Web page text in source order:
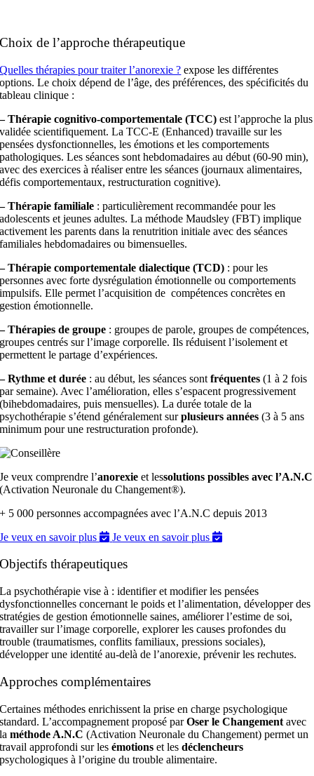
Choix de l’approche thérapeutique
Quelles thérapies pour traiter l’anorexie ? expose les différentes
options. Le choix dépend de l’âge, des préférences, des spécificités du
tableau clinique :
– Thérapie cognitivo-comportementale (TCC) est l’approche la plus
validée scientifiquement. La TCC-E (Enhanced) travaille sur les
pensées dysfonctionnelles, les émotions et les comportements
pathologiques. Les séances sont hebdomadaires au début (60-90 min),
avec des exercices à réaliser entre les séances (journaux alimentaires,
défis comportementaux, restructuration cognitive).
– Thérapie familiale : particulièrement recommandée pour les
adolescents et jeunes adultes. La méthode Maudsley (FBT) implique
activement les parents dans la renutrition initiale avec des séances
familiales hebdomadaires ou bimensuelles.
– Thérapie comportementale dialectique (TCD) : pour les
personnes avec forte dysrégulation émotionnelle ou comportements
impulsifs. Elle permet l’acquisition de compétences concrètes en
gestion émotionnelle.
– Thérapies de groupe : groupes de parole, groupes de compétences,
groupes centrés sur l’image corporelle. Ils réduisent l’isolement et
permettent le partage d’expériences.
– Rythme et durée : au début, les séances sontfréquentes (1 à 2 fois
par semaine). Avec l’amélioration, elles s’espacent progressivement
(bihebdomadaires, puis mensuelles). La durée totale de la
psychothérapie s’étend généralement surplusieurs années (3 à 5 ans
minimum pour une restructuration profonde).
Je veux comprendre l’anorexie et lessolutions possibles avec l’A.N.C
(Activation Neuronale du Changement®).
+ 5 000 personnes accompagnées avec l’A.N.C depuis 2013
Je veux en savoir plus
Je veux en savoir plus
Objectifs thérapeutiques
La psychothérapie vise à : identifier et modifier les pensées
dysfonctionnelles concernant le poids et l’alimentation, développer des
stratégies de gestion émotionnelle saines, améliorer l’estime de soi,
travailler sur l’image corporelle, explorer les causes profondes du
trouble (traumatismes, conflits familiaux, pressions sociales),
développer une identité au-delà de l’anorexie, prévenir les rechutes.
Approches complémentaires
Certaines méthodes enrichissent la prise en charge psychologique
standard. L’accompagnement proposé parOser le Changement avec
laméthode A.N.C (Activation Neuronale du Changement) permet un
travail approfondi sur lesémotions et lesdéclencheurs
psychologiques à l’origine du trouble alimentaire.